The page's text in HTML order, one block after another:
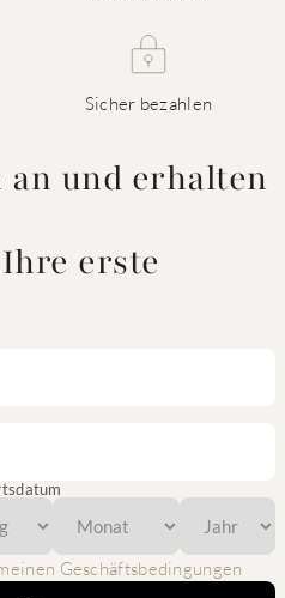
Sicher bezahlen
an und erhalten
erste
Geschäftsbedingungen